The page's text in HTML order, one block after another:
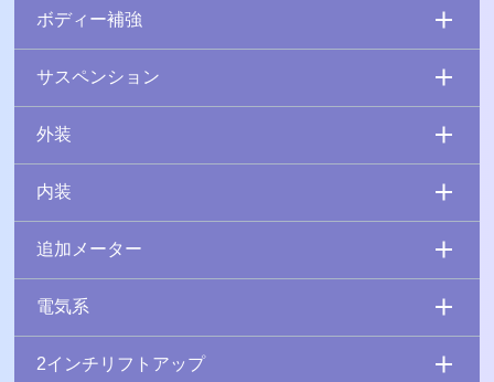
ボディー補強
サスペンション
外装
内装
追加メーター
電気系
2インチリフトアップ